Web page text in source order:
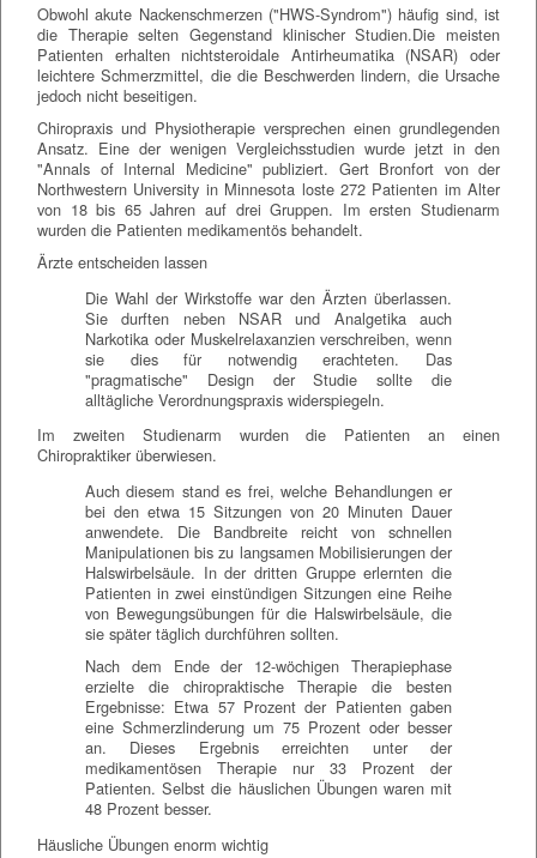
Obwohl akute Nackenschmerzen ("HWS-Syndrom") häufig sind, ist
die Therapie selten Gegenstand klinischer Studien.Die meisten
Patienten erhalten nichtsteroidale Antirheumatika (NSAR) oder
leichtere Schmerzmittel, die die Beschwerden lindern, die Ursache
jedoch nicht beseitigen.
Chiropraxis und Physiotherapie versprechen einen grundlegenden
Ansatz. Eine der wenigen Vergleichsstudien wurde jetzt in den
"Annals of Internal Medicine" publiziert. Gert Bronfort von der
Northwestern University in Minnesota loste 272 Patienten im Alter
von 18 bis 65 Jahren auf drei Gruppen. Im ersten Studienarm
wurden die Patienten medikamentös behandelt.
Ärzte entscheiden lassen
Die Wahl der Wirkstoffe war den Ärzten überlassen.
Sie durften neben NSAR und Analgetika auch
Narkotika oder Muskelrelaxanzien verschreiben, wenn
sie dies für notwendig erachteten. Das
"pragmatische" Design der Studie sollte die
alltägliche Verordnungspraxis widerspiegeln.
Im zweiten Studienarm wurden die Patienten an einen
Chiropraktiker überwiesen.
Auch diesem stand es frei, welche Behandlungen er
bei den etwa 15 Sitzungen von 20 Minuten Dauer
anwendete. Die Bandbreite reicht von schnellen
Manipulationen bis zu langsamen Mobilisierungen der
Halswirbelsäule. In der dritten Gruppe erlernten die
Patienten in zwei einstündigen Sitzungen eine Reihe
von Bewegungsübungen für die Halswirbelsäule, die
sie später täglich durchführen sollten.
Nach dem Ende der 12-wöchigen Therapiephase
erzielte die chiropraktische Therapie die besten
Ergebnisse: Etwa 57 Prozent der Patienten gaben
eine Schmerzlinderung um 75 Prozent oder besser
an. Dieses Ergebnis erreichten unter der
medikamentösen Therapie nur 33 Prozent der
Patienten. Selbst die häuslichen Übungen waren mit
48 Prozent besser.
Häusliche Übungen enorm wichtig